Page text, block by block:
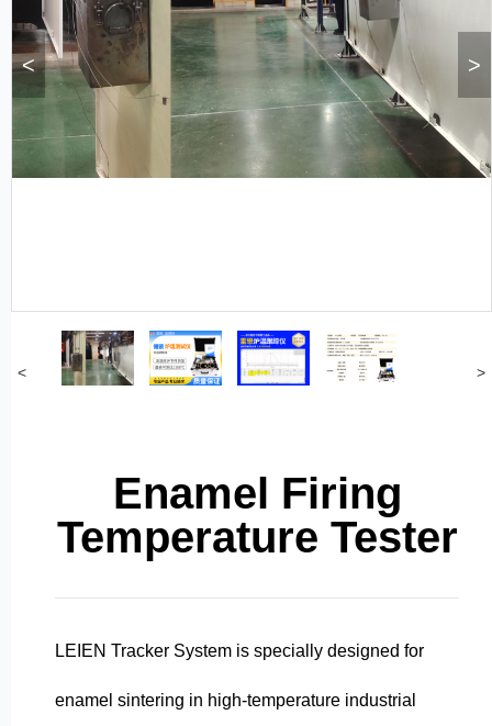
< >
< >
Enamel Firing
Temperature Tester
LEIEN Tracker System is specially designed for
enamel sintering in high-temperature industrial